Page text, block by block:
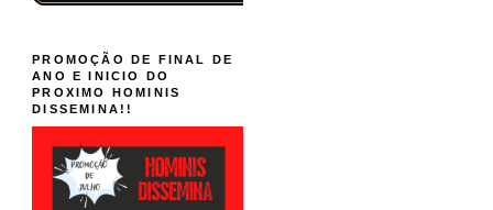
PROMOÇÃO DE FINAL DE
ANO E INICIO DO
PROXIMO HOMINIS
DISSEMINA!!